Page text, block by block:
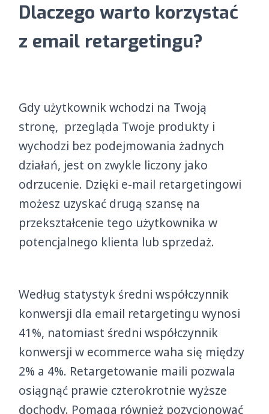
Dlaczego warto korzystać
z email retargetingu?
Gdy użytkownik wchodzi na Twoją
stronę, przegląda Twoje produkty i
wychodzi bez podejmowania żadnych
działań, jest on zwykle liczony jako
odrzucenie. Dzięki e-mail retargetingowi
możesz uzyskać drugą szansę na
przekształcenie tego użytkownika w
potencjalnego klienta lub sprzedaż.
Według statystyk średni współczynnik
konwersji dla email retargetingu wynosi
41%, natomiast średni współczynnik
konwersji w ecommerce waha się między
2% a 4%. Retargetowanie maili pozwala
osiągnąć prawie czterokrotnie wyższe
dochody. Pomaga również pozycjonować